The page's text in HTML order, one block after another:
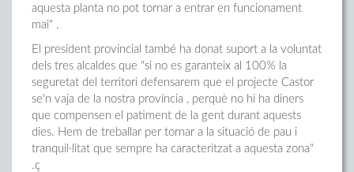
aquesta planta no pot tornar a entrar en funcionament
mai" .
El president provincial també ha donat suport a la voluntat
dels tres alcaldes que "si no es garanteix al 100% la
seguretat del territori defensarem que el projecte Castor
se'n vaja de la nostra província , perquè no hi ha diners
que compensen el patiment de la gent durant aquests
dies. Hem de treballar per tornar a la situació de pau i
tranquil·litat que sempre ha caracteritzat a aquesta zona"
.ç